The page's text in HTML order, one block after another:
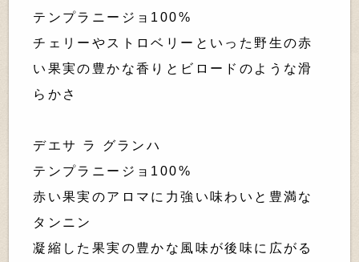
テンプラニージョ100%
チェリーやストロベリーといった野生の赤
い果実の豊かな香りとビロードのような滑
らかさ
デエサ ラ グランハ
テンプラニージョ100%
赤い果実のアロマに力強い味わいと豊満な
タンニン
凝縮した果実の豊かな風味が後味に広がる